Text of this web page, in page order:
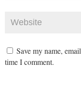
Save my name,
time I comment.